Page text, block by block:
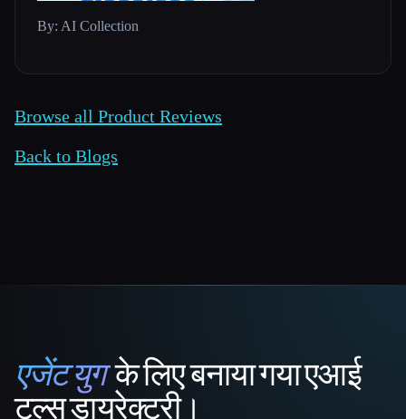
By: AI Collection
Browse all Product Reviews
Back to Blogs
That AI Collection
एजेंट युगके लिए बनाया गया एआई
टूल्स डायरेक्टरी।